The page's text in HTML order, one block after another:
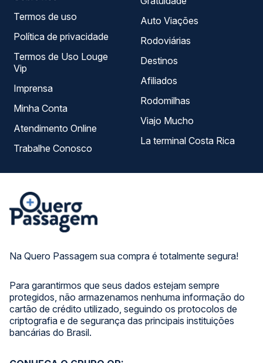
Na Quero Passagem sua compra é totalmente segura!
Para garantirmos que seus dados estejam sempre
protegidos, não armazenamos nenhuma informação do
cartão de crédito utilizado, seguindo os protocolos de
criptografia e de segurança das principais instituições
bancárias do Brasil.
Termos de uso
Política de privacidade
Termos de Uso Louge
Vip
Imprensa
Minha Conta
Atendimento Online
Trabalhe Conosco
Auto Viações
Rodoviárias
Destinos
Afiliados
Rodomilhas
Viajo Mucho
La terminal Costa Rica